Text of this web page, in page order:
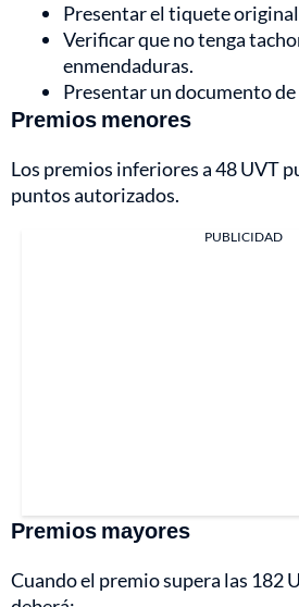
Presentar el tiquete
Verificar que no tenga
enmendaduras.
Presentar un documento
Premios menores
Los premios inferiores a 48 UVT
puntos autorizados.
PUBLICIDAD
Premios mayores
Cuando el premio supera las 182